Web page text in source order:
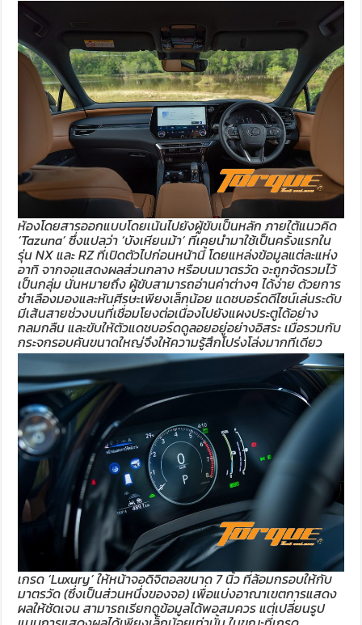
ห้องโดยสารออกแบบโดยเน้นไปยังผู้ขับเป็นหลัก ภายใต้แนวคิด
‘Tazuna’ ซึ่งแปลว่า ‘บังเหียนม้า’ ที่เคยนำมาใช้เป็นครั้งแรกใน
รุ่น NX และ RZ ที่เปิดตัวไปก่อนหน้านี้ โดยแหล่งข้อมูลแต่ละแห่ง
อาทิ จากจอแสดงผลส่วนกลาง หรือบนมาตรวัด จะถูกจัดรวมไว้
เป็นกลุ่ม นั่นหมายถึง ผู้ขับสามารถอ่านค่าต่างๆ ได้ง่าย ด้วยการ
ชำเลืองมองและหันศีรษะเพียงเล็กน้อย แดชบอร์ดดีไซน์เล่นระดับ
มีเส้นสายช่วงบนที่เชื่อมโยงต่อเนื่องไปยังแผงประตูได้อย่าง
กลมกลืน และขับให้ตัวแดชบอร์ดดูลอยอยู่อย่างอิสระ เมื่อรวมกับ
กระจกรอบคันขนาดใหญ่จึงให้ความรู้สึกโปร่งโล่งมากทีเดียว
เกรด ‘Luxury’ ให้หน้าจอดิจิตอลขนาด 7 นิ้ว ที่ล้อมกรอบให้กับ
มาตรวัด (ซึ่งเป็นส่วนหนึ่งของจอ) เพื่อแบ่งอาณาเขตการแสดง
ผลให้ชัดเจน สามารถเรียกดูข้อมูลได้พอสมควร แต่เปลี่ยนรูป